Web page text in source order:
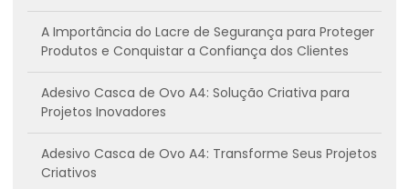
A Importância do Lacre de Segurança para Proteger
Produtos e Conquistar a Confiança dos Clientes
Adesivo Casca de Ovo A4: Solução Criativa para
Projetos Inovadores
Adesivo Casca de Ovo A4: Transforme Seus Projetos
Criativos